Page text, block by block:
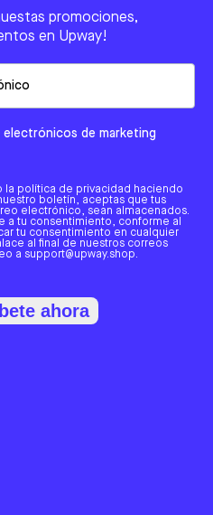
promociones,
en Upway!
de marketing
la política de privacidad haciendo
boletín, aceptas que tus
electrónico, sean almacenados.
a tu consentimiento, conforme al
tu consentimiento en cualquier
al final de nuestros correos
a support@upway.shop.
ahora